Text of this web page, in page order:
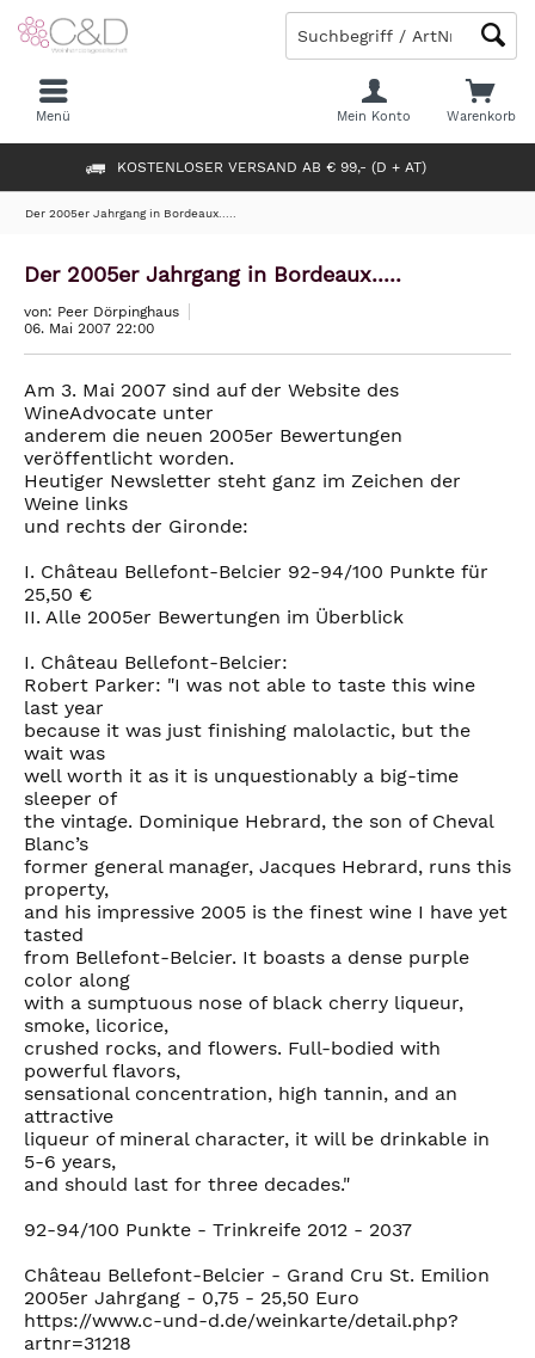
KOSTENLOSER VERSAND AB € 99,- (D + AT)
Warenkorb
Mein Konto
Menü
Der 2005er Jahrgang in Bordeaux.....
Der 2005er Jahrgang in Bordeaux.....
von: Peer Dörpinghaus
06. Mai 2007 22:00
Am 3. Mai 2007 sind auf der Website des
WineAdvocate unter
anderem die neuen 2005er Bewertungen
veröffentlicht worden.
Heutiger Newsletter steht ganz im Zeichen der
Weine links
und rechts der Gironde:
I. Château Bellefont-Belcier 92-94/100 Punkte für
25,50 €
II. Alle 2005er Bewertungen im Überblick
I. Château Bellefont-Belcier:
Robert Parker: "I was not able to taste this wine
last year
because it was just finishing malolactic, but the
wait was
well worth it as it is unquestionably a big-time
sleeper of
the vintage. Dominique Hebrard, the son of Cheval
Blanc’s
former general manager, Jacques Hebrard, runs this
property,
and his impressive 2005 is the finest wine I have yet
tasted
from Bellefont-Belcier. It boasts a dense purple
color along
with a sumptuous nose of black cherry liqueur,
smoke, licorice,
crushed rocks, and flowers. Full-bodied with
powerful flavors,
sensational concentration, high tannin, and an
attractive
liqueur of mineral character, it will be drinkable in
5-6 years,
and should last for three decades."
92-94/100 Punkte - Trinkreife 2012 - 2037
Château Bellefont-Belcier - Grand Cru St. Emilion
2005er Jahrgang - 0,75 - 25,50 Euro
https://www.c-und-d.de/weinkarte/detail.php?
artnr=31218